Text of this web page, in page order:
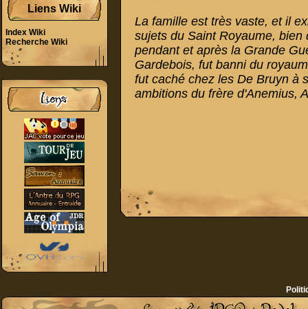
Liens Wiki
Index Wiki
Recherche Wiki
La famille est très vaste, et il
sujets du Saint Royaume,
pendant et après la Grande
Gardebois, fut banni du
fut caché chez les De Bruyn à
ambitions du frère d'Anemius,